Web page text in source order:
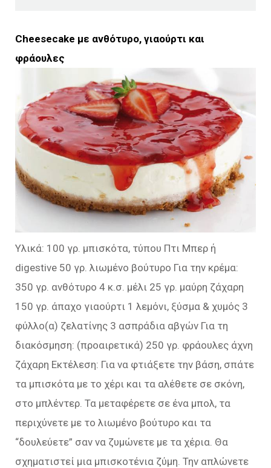
Cheesecake με ανθότυρο, γιαούρτι και
φράουλες
Υλικά: 100 γρ. μπισκότα, τύπου Πτι Μπερ ή
digestive 50 γρ. λιωμένο βούτυρο Για την κρέμα:
350 γρ. ανθότυρο 4 κ.σ. μέλι 25 γρ. μαύρη ζάχαρη
150 γρ. άπαχο γιαούρτι 1 λεμόνι, ξύσμα & χυμός 3
φύλλο(α) ζελατίνης 3 ασπράδια αβγών Για τη
διακόσμηση: (προαιρετικά) 250 γρ. φράουλες άχνη
ζάχαρη Εκτέλεση: Για να φτιάξετε την βάση, σπάτε
τα μπισκότα με το χέρι και τα αλέθετε σε σκόνη,
στο μπλέντερ. Τα μεταφέρετε σε ένα μπολ, τα
περιχύνετε με το λιωμένο βούτυρο και τα
“δουλεύετε” σαν να ζυμώνετε με τα χέρια. Θα
σχηματιστεί μια μπισκοτένια ζύμη. Την απλώνετε